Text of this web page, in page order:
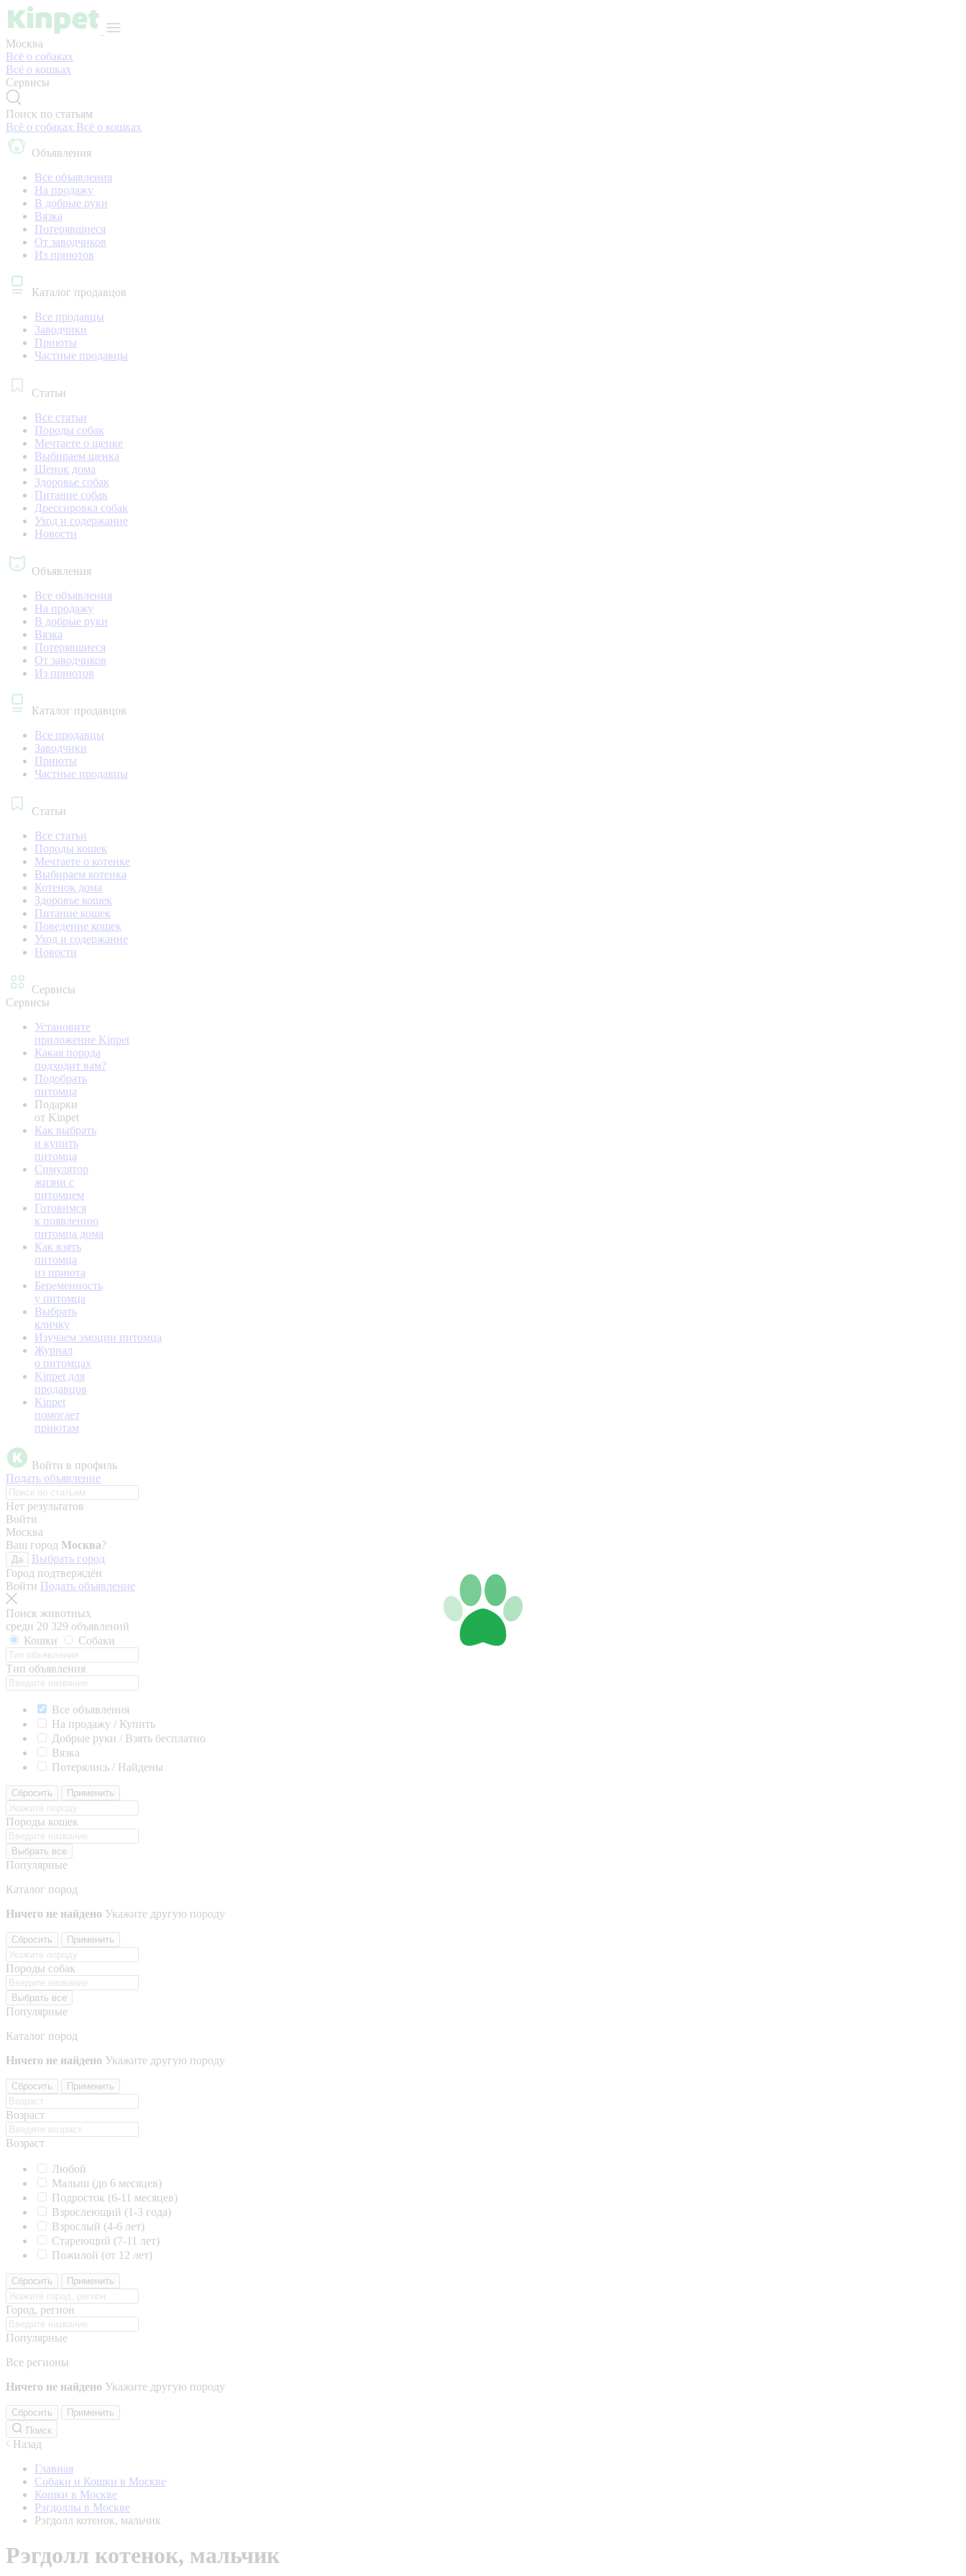
Москва
Всё о собаках
Всё о кошках
Сервисы
Поиск по статьям
Всё о собаках Всё о кошках
Объявления
Все объявления
На продажу
В добрые руки
Вязка
Потерявшиеся
От заводчиков
Из приютов
Каталог продавцов
Все продавцы
Заводчики
Приюты
Частные продавцы
Статьи
Все статьи
Породы собак
Мечтаете о щенке
Выбираем щенка
Щенок дома
Здоровье собак
Питание собак
Дрессировка собак
Уход и содержание
Новости
Объявления
Все объявления
На продажу
В добрые руки
Вязка
Потерявшиеся
От заводчиков
Из приютов
Каталог продавцов
Все продавцы
Заводчики
Приюты
Частные продавцы
Статьи
Все статьи
Породы кошек
Мечтаете о котенке
Выбираем котенка
Котенок дома
Здоровье кошек
Питание кошек
Поведение кошек
Уход и содержание
Новости
Сервисы
Сервисы
Установите
приложение Kinpet
Какая порода
подходит вам?
Подобрать
питомца
Подарки
от Kinpet
Как выбрать
и купить
питомца
Симулятор
жизни с
питомцем
Готовимся
к появлению
питомца дома
Как взять
питомца
из приюта
Беременность
у питомца
Выбрать
кличку
Изучаем эмоции питомца
Журнал
о питомцах
Kinpet для
продавцов
Kinpet
помогает
приютам
Войти в профиль
Подать объявление
Нет результатов
Войти
Москва
Ваш город Москва?
Да
Выбрать город
Город подтверждён
Войти Подать объявление
Поиск животных
среди 20 329 объявлений
Кошки
Собаки
Тип объявления
Все объявления
На продажу / Купить
Добрые руки / Взять бесплатно
Вязка
Потерялись / Найдены
Сбросить Применить
Породы кошек
Выбрать все
Популярные
Каталог пород
Ничего не найдено Укажите другую породу
Сбросить Применить
Породы собак
Выбрать все
Популярные
Каталог пород
Ничего не найдено Укажите другую породу
Сбросить Применить
Возраст
Возраст
Любой
Малыш (до 6 месяцев)
Подросток (6-11 месяцев)
Взрослеющий (1-3 года)
Взрослый (4-6 лет)
Стареющий (7-11 лет)
Пожилой (от 12 лет)
Сбросить Применить
Город, регион
Популярные
Все регионы
Ничего не найдено Укажите другую породу
Сбросить
Применить
Поиск
Назад
Главная
Собаки и Кошки в Москве
Кошки в Москве
Рэгдоллы в Москве
Рэгдолл котенок, мальчик
Рэгдолл котенок, мальчик